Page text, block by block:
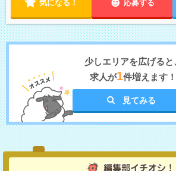
気になる！ 応募する
少しエリアを広げると
求人が1件増えます！
見てみる